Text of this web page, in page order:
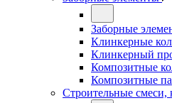
Заборные
Клинкерные
Клинкерный
Композитные
Композитные
Строительные смеси,